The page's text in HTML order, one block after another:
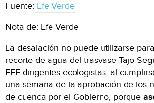
Fuente: Efe Verde
Nota de: Efe Verde
La desalación no puede utilizarse
recorte de agua del trasvase Tajo-
EFE dirigentes ecologistas, al
una semana de la aprobación de los
de cuenca por el Gobierno, porque